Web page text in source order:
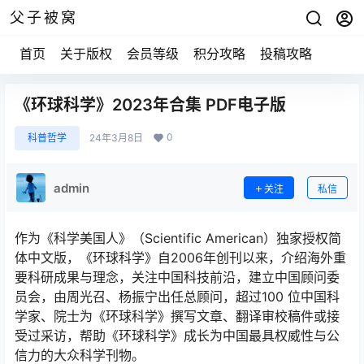
父子被窝
首页 关于版权 会员等级 积分攻略 投稿攻略
《环球科学》2023年合集 PDF电子版
科普哲学 24年3月8日 0
admin 关注 私信
作为《科学美国人》（Scientific American）独家授权简
体中文版，《环球科学》自2006年创刊以来，介绍海外重
要科研成果与理念，关注中国科技前沿，建立中国顾问委
员会，由周光召、杨振宁出任总顾问，超过100 位中国科
学家、院士为《环球科学》撰写文章、翻译审校稿件或接
受过采访，帮助《环球科学》成长为中国最具权威性与公
信力的大众科学刊物。